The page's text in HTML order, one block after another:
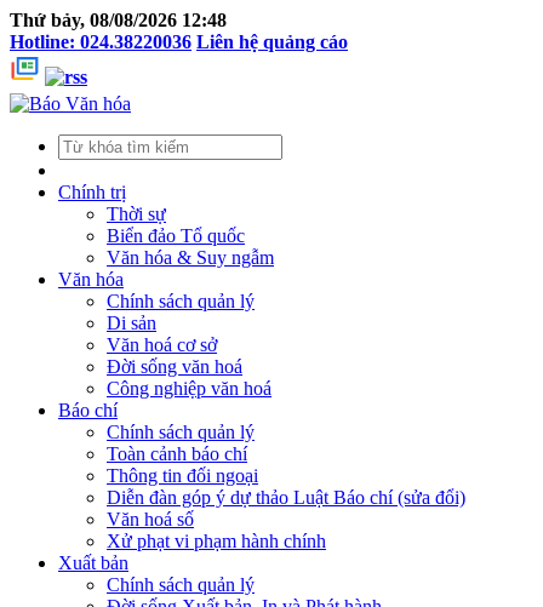
Thứ bảy, 08/08/2026 12:48
Hotline: 024.38220036 Liên hệ quảng cáo
Chính trị
Thời sự
Biển đảo Tổ quốc
Văn hóa & Suy ngẫm
Văn hóa
Chính sách quản lý
Di sản
Văn hoá cơ sở
Đời sống văn hoá
Công nghiệp văn hoá
Báo chí
Chính sách quản lý
Toàn cảnh báo chí
Thông tin đối ngoại
Diễn đàn góp ý dự thảo Luật Báo chí (sửa đổi)
Văn hoá số
Xử phạt vi phạm hành chính
Xuất bản
Chính sách quản lý